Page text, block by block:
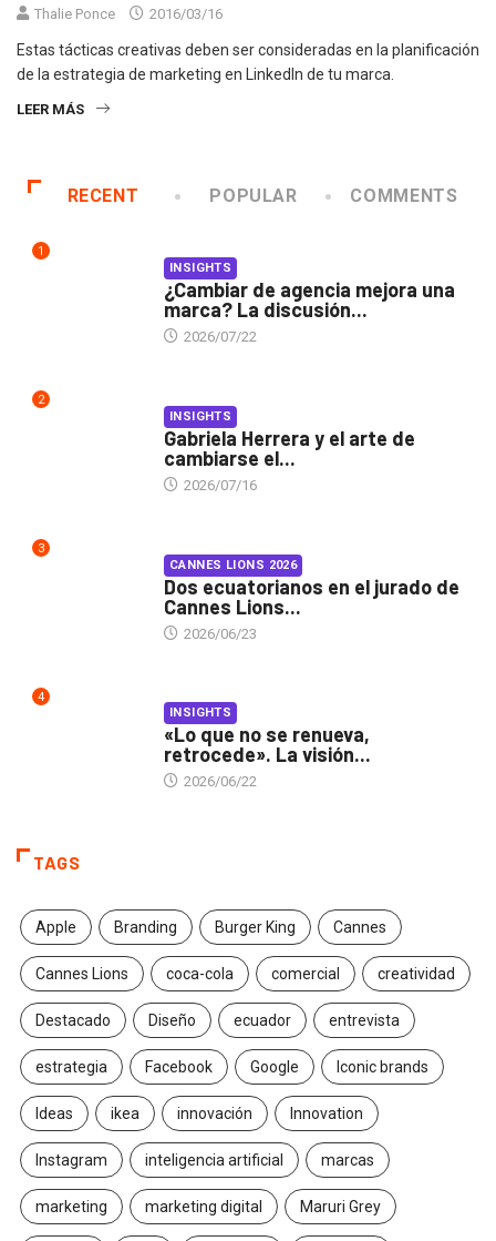
Thalie Ponce 2016/03/16
Estas tácticas creativas deben ser consideradas en la planificación
de la estrategia de marketing en LinkedIn de tu marca.
LEER MÁS
RECENT POPULAR COMMENTS
1
INSIGHTS
¿Cambiar de agencia mejora una
marca? La discusión...
2026/07/22
2
INSIGHTS
Gabriela Herrera y el arte de
cambiarse el...
2026/07/16
3
CANNES LIONS 2026
Dos ecuatorianos en el jurado de
Cannes Lions...
2026/06/23
4
INSIGHTS
«Lo que no se renueva,
retrocede». La visión...
2026/06/22
TAGS
Apple Branding Burger King Cannes
Cannes Lions coca-cola comercial creatividad
Destacado Diseño ecuador entrevista
estrategia Facebook Google Iconic brands
Ideas ikea innovación Innovation
Instagram inteligencia artificial marcas
marketing marketing digital Maruri Grey